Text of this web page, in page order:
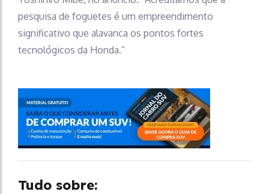
pesquisa de foguetes é um empreendimento
significativo que alavanca os pontos fortes
tecnológicos da Honda.”
Tudo sobre: